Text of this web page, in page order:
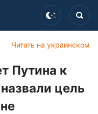
Читать на украинском
Путина к
цель